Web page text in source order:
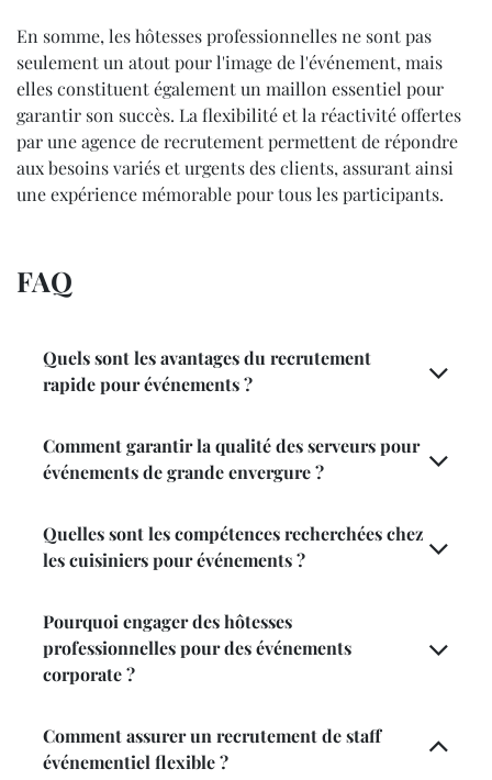
En somme, les hôtesses professionnelles ne sont pas
seulement un atout pour l'image de l'événement, mais
elles constituent également un maillon essentiel pour
garantir son succès. La flexibilité et la réactivité offertes
par une agence de recrutement permettent de répondre
aux besoins variés et urgents des clients, assurant ainsi
une expérience mémorable pour tous les participants.
FAQ
Quels sont les avantages du recrutement
rapide pour événements ?
Comment garantir la qualité des serveurs pour
événements de grande envergure ?
Quelles sont les compétences recherchées chez
les cuisiniers pour événements ?
Pourquoi engager des hôtesses
professionnelles pour des événements
corporate ?
Comment assurer un recrutement de staff
événementiel flexible ?